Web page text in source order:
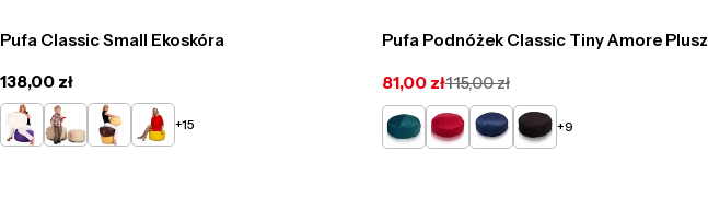
Pufa Classic Small Ekoskóra
Cena
regularna
138,00 zł
Biały
BeżowyŻółty Słoneczny
+15
Pufa Podnóżek Classic Tiny Amore Plusz
Cena
promocyjna
81,00 zł
Cena
regularna
115,00 zł
TurkusowyCzerwonyNiebieskiCzarny
+9